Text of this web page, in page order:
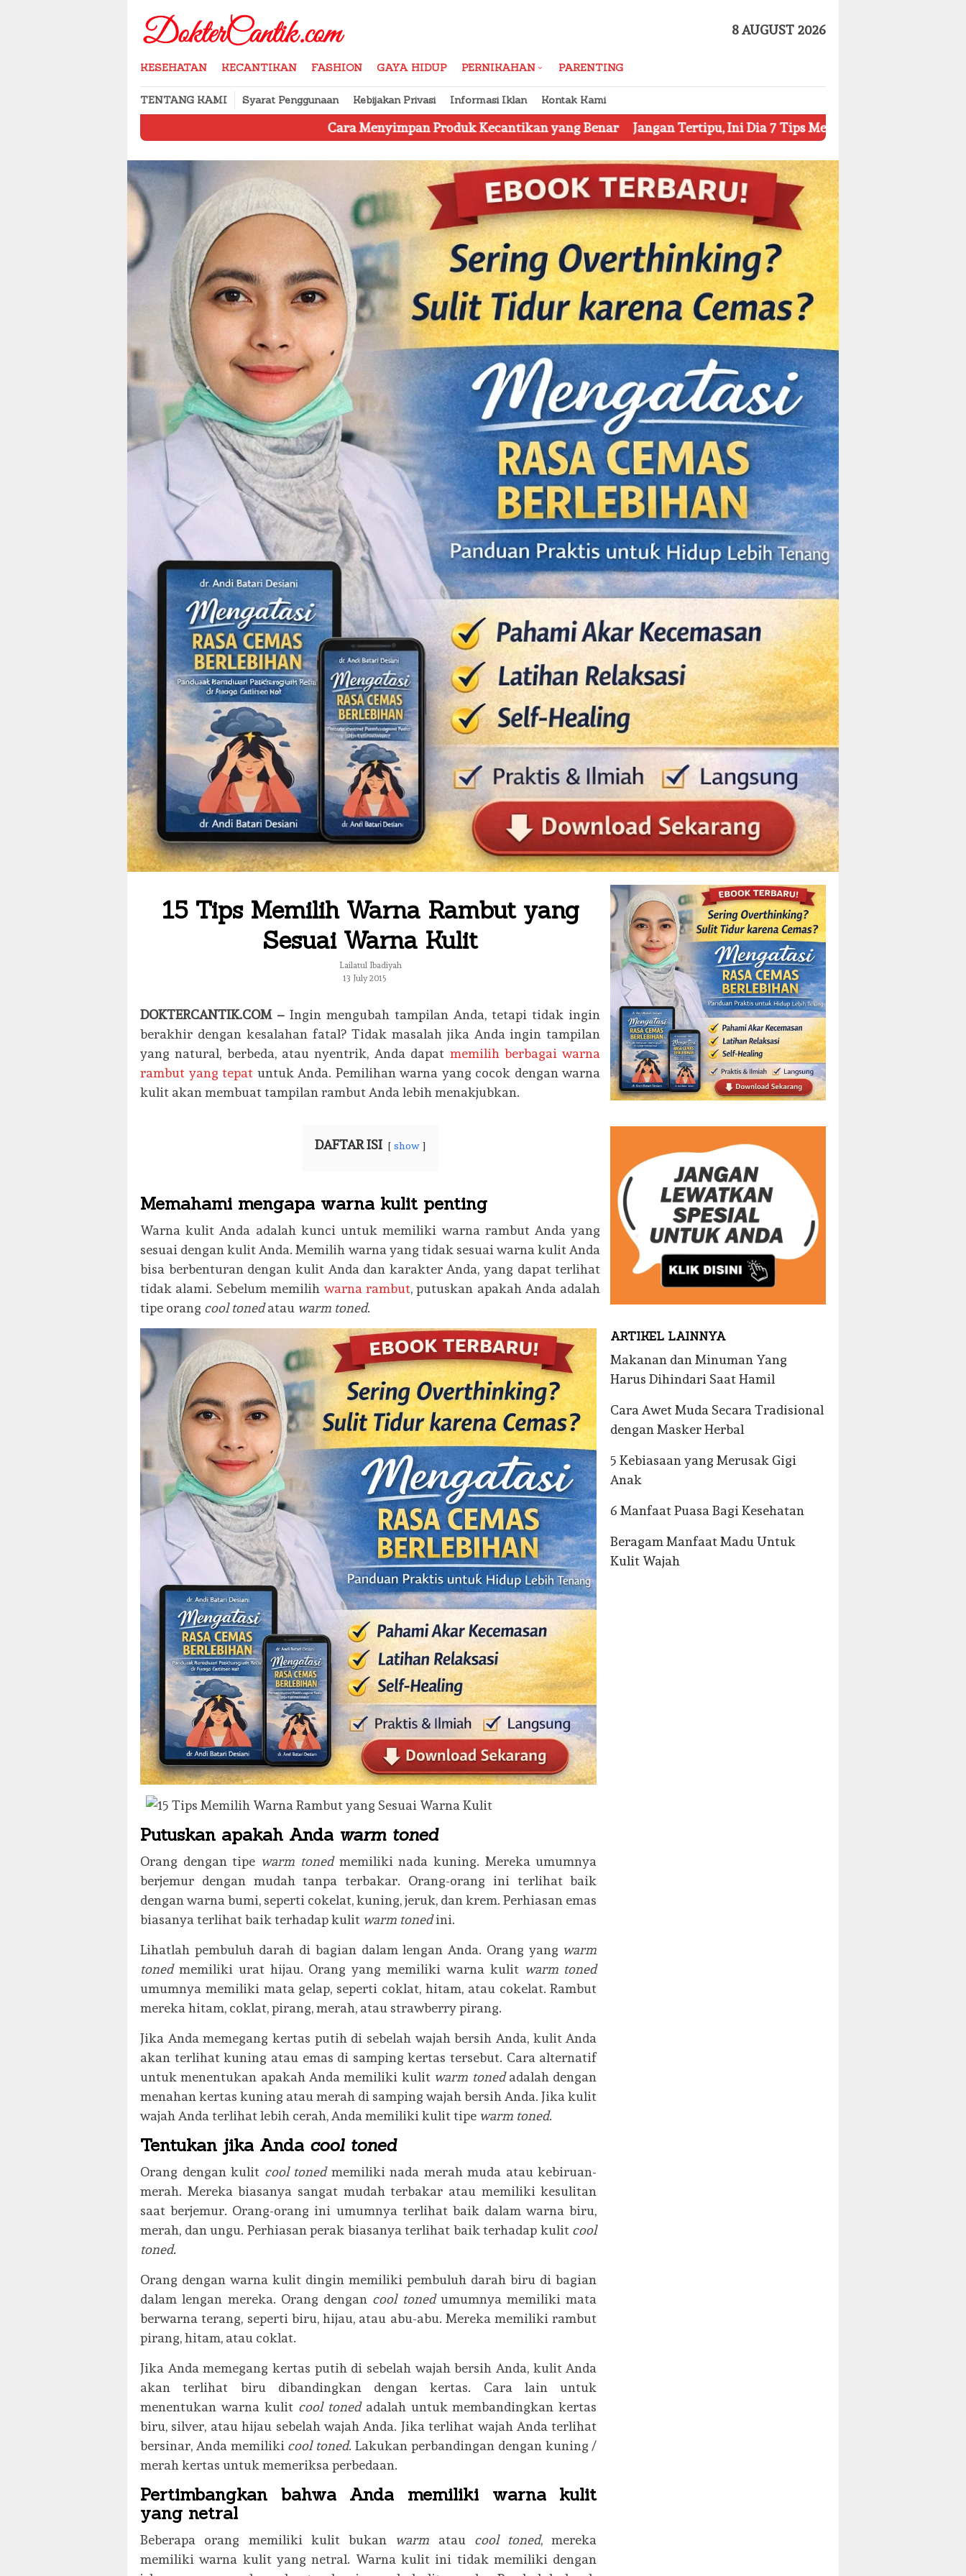
content
8 AUGUST 2026
KESEHATAN KECANTIKAN FASHION GAYA HIDUP PERNIKAHAN PARENTING
TENTANG KAMI Syarat Penggunaan Kebijakan Privasi Informasi Iklan Kontak Kami
Cara Menyimpan Produk Kecantikan yang Benar Jangan Tertipu, Ini Dia 7 Tips Mengetahui Kosmetik Palsu
15 Tips Memilih Warna Rambut yang
Sesuai Warna Kulit
Lailatul Ibadiyah
13 July 2015
DOKTERCANTIK.COM –Ingin mengubah tampilan Anda, tetapi tidak ingin
berakhir dengan kesalahan fatal? Tidak masalah jika Anda ingin tampilan
yang natural, berbeda, atau nyentrik, Anda dapat memilih berbagai warna
rambut yang tepat untuk Anda. Pemilihan warna yang cocok dengan warna
kulit akan membuat tampilan rambut Anda lebih menakjubkan.
DAFTAR ISI show
Memahami mengapa warna kulit penting
Warna kulit Anda adalah kunci untuk memiliki warna rambut Anda yang
sesuai dengan kulit Anda. Memilih warna yang tidak sesuai warna kulit Anda
bisa berbenturan dengan kulit Anda dan karakter Anda, yang dapat terlihat
tidak alami. Sebelum memilih warna rambut, putuskan apakah Anda adalah
tipe orang cool tonedatau warm toned.
Putuskan apakah Anda warm toned
Orang dengan tipe warm tonedmemiliki nada kuning. Mereka umumnya
berjemur dengan mudah tanpa terbakar. Orang-orang ini terlihat baik
dengan warna bumi, seperti cokelat, kuning, jeruk, dan krem. Perhiasan emas
biasanya terlihat baik terhadap kulit warm tonedini.
Lihatlah pembuluh darah di bagian dalam lengan Anda. Orang yang warm
toned memiliki urat hijau. Orang yang memiliki warna kulitwarm toned
umumnya memiliki mata gelap, seperti coklat, hitam, atau cokelat. Rambut
mereka hitam, coklat, pirang, merah, atau strawberry pirang.
Jika Anda memegang kertas putih di sebelah wajah bersih Anda, kulit Anda
akan terlihat kuning atau emas di samping kertas tersebut. Cara alternatif
untuk menentukan apakah Anda memiliki kulit warm tonedadalah dengan
menahan kertas kuning atau merah di samping wajah bersih Anda. Jika kulit
wajah Anda terlihat lebih cerah, Anda memiliki kulit tipe warm toned.
Tentukan jika Anda cool toned
Orang dengan kulit cool tonedmemiliki nada merah muda atau kebiruan-
merah. Mereka biasanya sangat mudah terbakar atau memiliki kesulitan
saat berjemur. Orang-orang ini umumnya terlihat baik dalam warna biru,
merah, dan ungu. Perhiasanperak biasanya terlihat baik terhadap kulit cool
toned.
Orang dengan warna kulit dingin memiliki pembuluh darah biru di bagian
dalam lengan mereka. Orang dengan cool tonedumumnya memiliki mata
berwarna terang, seperti biru, hijau, atau abu-abu. Mereka memiliki rambut
pirang, hitam, atau coklat.
Jika Anda memegang kertas putih di sebelah wajah bersih Anda, kulit Anda
akan terlihat biru dibandingkan dengan kertas. Cara lain untuk
menentukan warna kulit cool tonedadalah untuk membandingkan kertas
biru, silver, atau hijau sebelah wajah Anda. Jika terlihat wajah Anda terlihat
bersinar, Anda memilikicool toned. Lakukan perbandingan dengan kuning /
merah kertas untuk memeriksa perbedaan.
Pertimbangkan bahwa Anda memiliki warna kulit
yang netral
Beberapa orang memiliki kulit bukan warm atau cool toned, mereka
memiliki warna kulit yang netral. Warna kulit ini tidak memiliki dengan
ARTIKEL LAINNYA
Makanan dan Minuman Yang
Harus Dihindari Saat Hamil
Cara Awet Muda Secara Tradisional
dengan Masker Herbal
5 Kebiasaan yang Merusak Gigi
Anak
6 Manfaat Puasa Bagi Kesehatan
Beragam Manfaat Madu Untuk
Kulit Wajah